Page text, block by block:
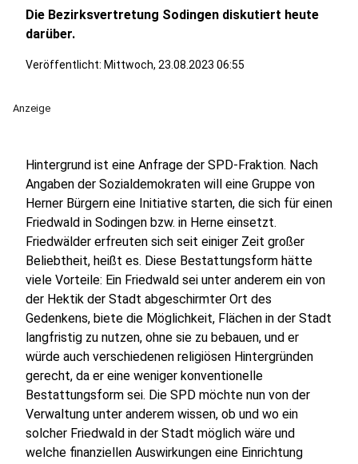
Die Bezirksvertretung Sodingen diskutiert heute
darüber.
Veröffentlicht: Mittwoch, 23.08.2023 06:55
Anzeige
Hintergrund ist eine Anfrage der SPD-Fraktion. Nach
Angaben der Sozialdemokraten will eine Gruppe von
Herner Bürgern eine Initiative starten, die sich für einen
Friedwald in Sodingen bzw. in Herne einsetzt.
Friedwälder erfreuten sich seit einiger Zeit großer
Beliebtheit, heißt es. Diese Bestattungsform hätte
viele Vorteile: Ein Friedwald sei unter anderem ein von
der Hektik der Stadt abgeschirmter Ort des
Gedenkens, biete die Möglichkeit, Flächen in der Stadt
langfristig zu nutzen, ohne sie zu bebauen, und er
würde auch verschiedenen religiösen Hintergründen
gerecht, da er eine weniger konventionelle
Bestattungsform sei. Die SPD möchte nun von der
Verwaltung unter anderem wissen, ob und wo ein
solcher Friedwald in der Stadt möglich wäre und
welche finanziellen Auswirkungen eine Einrichtung